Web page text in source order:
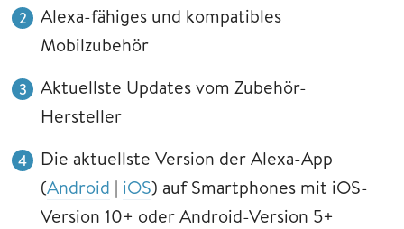
Alexa-fähiges und kompatibles
Mobilzubehör
Aktuellste Updates vom Zubehör-
Hersteller
Die aktuellste Version der Alexa-App
(Android | iOS) auf Smartphones mit iOS-
Version 10+ oder Android-Version 5+